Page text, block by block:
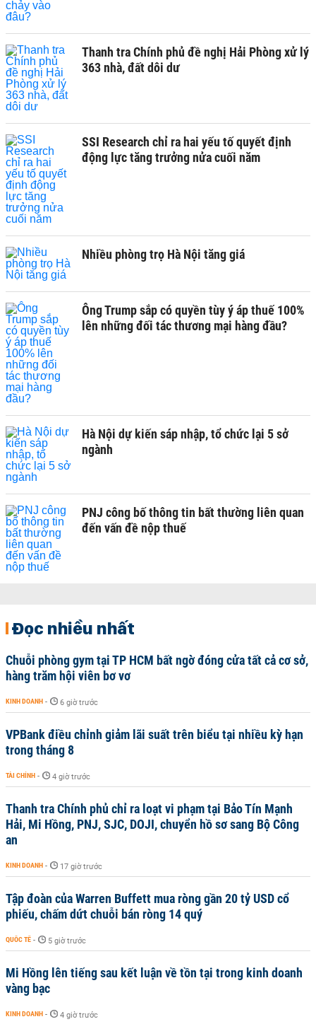
Thanh tra Chính phủ đề nghị Hải Phòng xử lý
363 nhà, đất dôi dư
SSI Research chỉ ra hai yếu tố quyết định
động lực tăng trưởng nửa cuối năm
Nhiều phòng trọ Hà Nội tăng giá
Ông Trump sắp có quyền tùy ý áp thuế 100%
lên những đối tác thương mại hàng đầu?
Hà Nội dự kiến sáp nhập, tổ chức lại 5 sở
ngành
PNJ công bố thông tin bất thường liên quan
đến vấn đề nộp thuế
Đọc nhiều nhất
Chuỗi phòng gym tại TP HCM bất ngờ đóng cửa tất cả cơ sở,
hàng trăm hội viên bơ vơ
KINH DOANH - 6 giờ trước
VPBank điều chỉnh giảm lãi suất trên biểu tại nhiều kỳ hạn
trong tháng 8
TÀI CHÍNH - 4 giờ trước
Thanh tra Chính phủ chỉ ra loạt vi phạm tại Bảo Tín Mạnh
Hải, Mi Hồng, PNJ, SJC, DOJI, chuyển hồ sơ sang Bộ Công
an
KINH DOANH - 17 giờ trước
Tập đoàn của Warren Buffett mua ròng gần 20 tỷ USD cổ
phiếu, chấm dứt chuỗi bán ròng 14 quý
QUỐC TẾ - 5 giờ trước
Mi Hồng lên tiếng sau kết luận về tồn tại trong kinh doanh
vàng bạc
KINH DOANH - 4 giờ trước